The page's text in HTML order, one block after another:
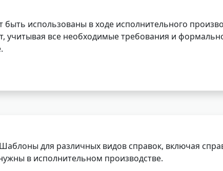
быть использованы в ходе исполнительного
учитывая все необходимые требования и
для различных видов справок, включая
в исполнительном производстве.